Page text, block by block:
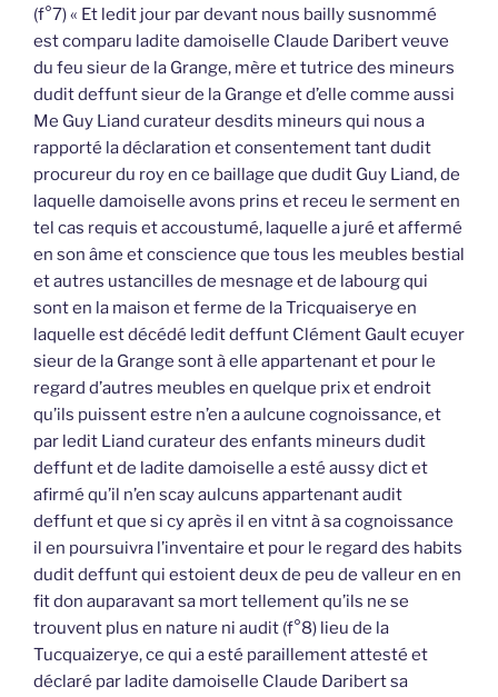
(f°7) « Et ledit jour par devant nous bailly susnommé
est comparu ladite damoiselle Claude Daribert veuve
du feu sieur de la Grange, mère et tutrice des mineurs
dudit deffunt sieur de la Grange et d’elle comme aussi
Me Guy Liand curateur desdits mineurs qui nous a
rapporté la déclaration et consentement tant dudit
procureur du roy en ce baillage que dudit Guy Liand, de
laquelle damoiselle avons prins et receu le serment en
tel cas requis et accoustumé, laquelle a juré et affermé
en son âme et conscience que tous les meubles bestial
et autres ustancilles de mesnage et de labourg qui
sont en la maison et ferme de la Tricquaiserye en
laquelle est décédé ledit deffunt Clément Gault ecuyer
sieur de la Grange sont à elle appartenant et pour le
regard d’autres meubles en quelque prix et endroit
qu’ils puissent estre n’en a aulcune cognoissance, et
par ledit Liand curateur des enfants mineurs dudit
deffunt et de ladite damoiselle a esté aussy dict et
afirmé qu’il n’en scay aulcuns appartenant audit
deffunt et que si cy après il en vitnt à sa cognoissance
il en poursuivra l’inventaire et pour le regard des habits
dudit deffunt qui estoient deux de peu de valleur en en
fit don auparavant sa mort tellement qu’ils ne se
trouvent plus en nature ni audit (f°8) lieu de la
Tucquaizerye, ce qui a esté paraillement attesté et
déclaré par ladite damoiselle Claude Daribert sa